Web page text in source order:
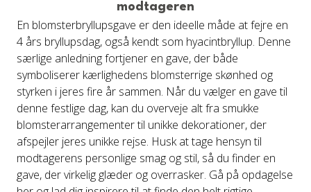
modtageren
En blomsterbryllupsgave er den ideelle måde at fejre en
4 års bryllupsdag, også kendt som hyacintbryllup. Denne
særlige anledning fortjener en gave, der både
symboliserer kærlighedens blomsterrige skønhed og
styrken i jeres fire år sammen. Når du vælger en gave til
denne festlige dag, kan du overveje alt fra smukke
blomsterarrangementer til unikke dekorationer, der
afspejler jeres unikke rejse. Husk at tage hensyn til
modtagerens personlige smag og stil, så du finder en
gave, der virkelig glæder og overrasker. Gå på opdagelse